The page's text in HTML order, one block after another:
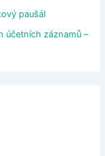
paušál
účetních záznamů –